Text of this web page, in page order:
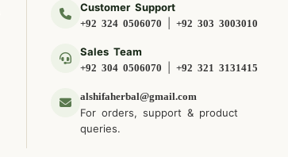
Customer Support
+92 324 0506070 |+92 303 3003010
Sales Team
+92 304 0506070 |+92 321 3131415
alshifaherbal@gmail.com
For orders, support & product
queries.